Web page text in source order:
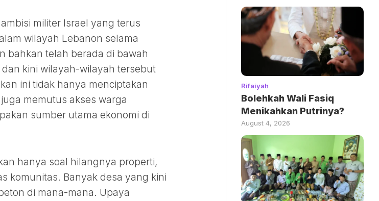
militer Israel yang terus
wilayah Lebanon selama
bahkan telah berada di bawah
kini wilayah-wilayah tersebut
ini tidak hanya menciptakan
memutus akses warga
sumber utama ekonomi di
hanya soal hilangnya properti,
komunitas. Banyak desa yang kini
di mana-mana. Upaya
Rifaiyah
Bolehkah Wali Fasiq
Menikahkan Putrinya?
August 4, 2026